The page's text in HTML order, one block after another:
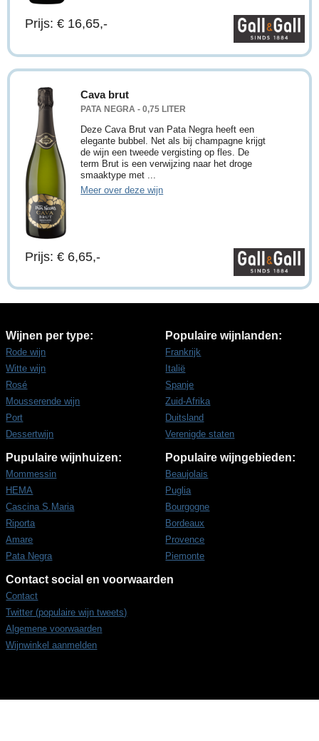
Prijs: € 16,65,-
Cava brut
PATA NEGRA - 0,75 LITER
Deze Cava Brut van Pata Negra heeft een
elegante bubbel. Net als bij champagne krijgt
de wijn een tweede vergisting op fles. De
term Brut is een verwijzing naar het droge
smaaktype met ...
Meer over deze wijn
Prijs: € 6,65,-
Wijnen per type:
Rode wijn
Witte wijn
Rosé
Mousserende wijn
Port
Dessertwijn
Populaire wijnlanden:
Frankrijk
Italië
Spanje
Zuid-Afrika
Duitsland
Verenigde staten
Pupulaire wijnhuizen:
Mommessin
HEMA
Cascina S.Maria
Riporta
Amare
Pata Negra
Populaire wijngebieden:
Beaujolais
Puglia
Bourgogne
Bordeaux
Provence
Piemonte
Contact social en voorwaarden
Contact
Twitter (populaire wijn tweets)
Algemene voorwaarden
Wijnwinkel aanmelden